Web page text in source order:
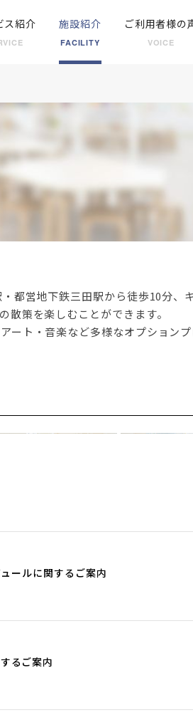
ス紹介 施設紹介
FACILITY
ご利用者様の
VOICE
営地下鉄三田駅から徒歩10分、
策を楽しむことができます。
ト・音楽など多様なオプションプ
ールに関するご案内
るご案内